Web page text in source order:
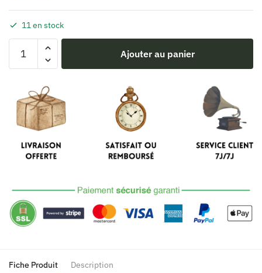
11 en stock
2x
Appliques
Murales
Industrielles
Atelier
Ajouter au panier
Fiche Produit Description